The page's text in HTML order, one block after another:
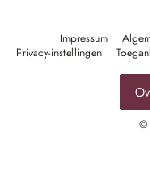
Impressum
Privacy-instellingen
©